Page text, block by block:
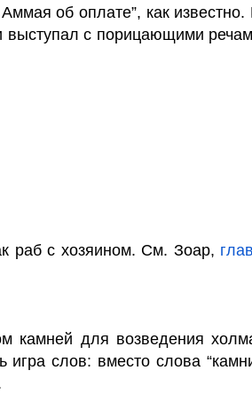
об оплате”, как известно.
выступал с порицающими
раб с хозяином. См. Зоар,
камней для возведения
слов: вместо слова